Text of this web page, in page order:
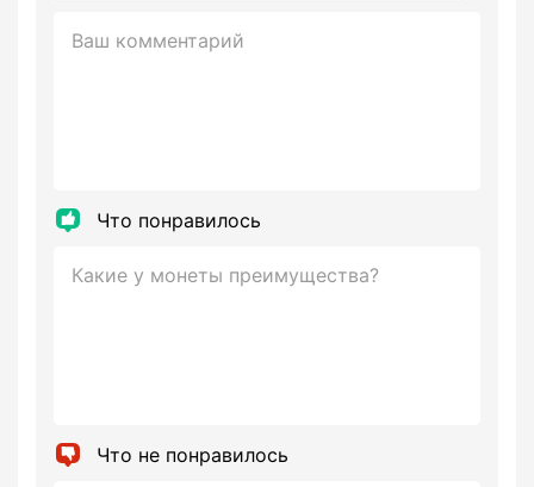
Что понравилось
Что не понравилось